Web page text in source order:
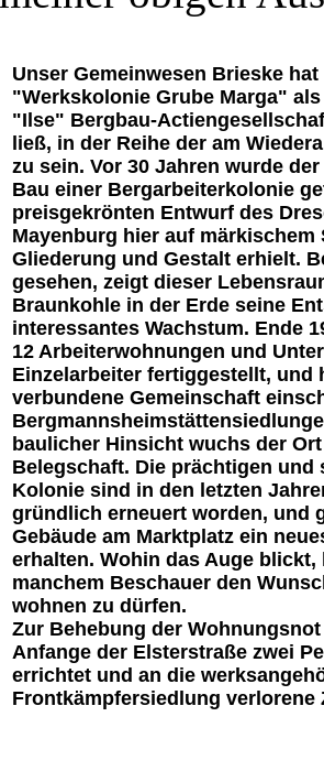
Unser Gemeinwesen Brieske
"Werkskolonie Grube Marga"
"Ilse" Bergbau-
ließ, in der Reihe der am
zu sein. Vor 30 Jahren wurde
Bau einer Bergarbeiterkolonie
preisgekrönten Entwurf des
Mayenburg hier auf
Gliederung und Gestalt erhielt.
gesehen, zeigt dieser
Braunkohle in der Erde seine
interessantes Wachstum. Ende
12 Arbeiterwohnungen und
Einzelarbeiter fertiggestellt, und
verbundene Gemeinschaft
baulicher Hinsicht wuchs der
Belegschaft. Die prächtigen und
Kolonie sind in den letzten
gründlich erneuert worden, und
Gebäude am Marktplatz ein
erhalten. Wohin das Auge
manchem Beschauer den
wohnen zu dürfen.
Zur Behebung der
Anfange der Elsterstraße zwei
errichtet und an die
Frontkämpfersiedlung verlorene